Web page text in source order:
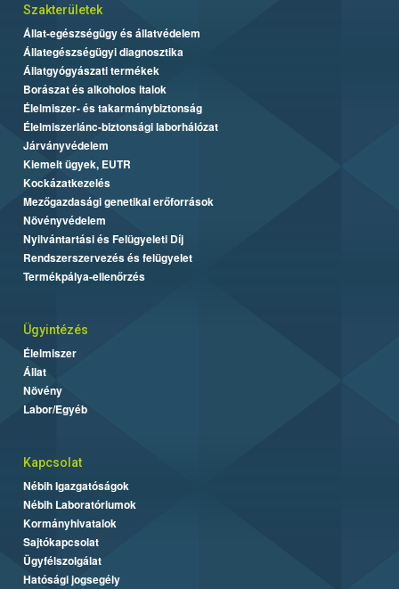
Szakterületek
Állat-egészségügy és állatvédelem
Állategészségügyi diagnosztika
Állatgyógyászati termékek
Borászat és alkoholos italok
Élelmiszer- és takarmánybiztonság
Élelmiszerlánc-biztonsági laborhálózat
Járványvédelem
Kiemelt ügyek, EUTR
Kockázatkezelés
Mezőgazdasági genetikai erőforrások
Növényvédelem
Nyilvántartási és Felügyeleti Díj
Rendszerszervezés és felügyelet
Termékpálya-ellenőrzés
Ügyintézés
Élelmiszer
Állat
Növény
Labor/Egyéb
Kapcsolat
Nébih Igazgatóságok
Nébih Laboratóriumok
Kormányhivatalok
Sajtókapcsolat
Ügyfélszolgálat
Hatósági jogsegély